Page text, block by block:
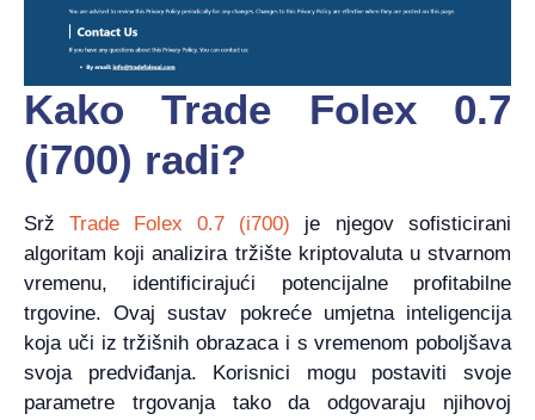
Kako Trade Folex 0.7
(i700) radi?
Srž Trade Folex 0.7 (i700) je njegov sofisticirani
algoritam koji analizira tržište kriptovaluta u stvarnom
vremenu, identificirajući potencijalne profitabilne
trgovine. Ovaj sustav pokreće umjetna inteligencija
koja uči iz tržišnih obrazaca i s vremenom poboljšava
svoja predviđanja. Korisnici mogu postaviti svoje
parametre trgovanja tako da odgovaraju njihovoj